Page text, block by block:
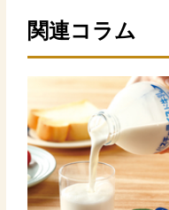
関連コラム